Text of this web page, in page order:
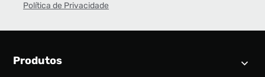
Política de Privacidade
Produtos